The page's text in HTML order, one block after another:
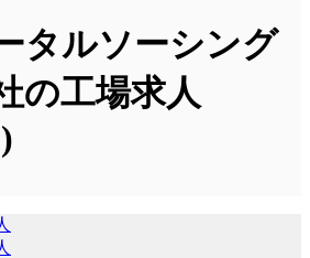
タルソーシング
の工場求人